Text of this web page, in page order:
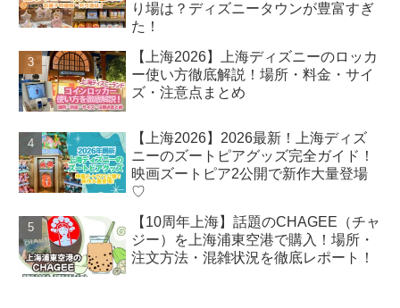
り場は？ディズニータウンが豊富すぎ
た！
【上海2026】上海ディズニーのロッカ
ー使い方徹底解説！場所・料金・サイ
ズ・注意点まとめ
【上海2026】2026最新！上海ディズ
ニーのズートピアグッズ完全ガイド！
映画ズートピア2公開で新作大量登場
♡
【10周年上海】話題のCHAGEE（チャ
ジー）を上海浦東空港で購入！場所・
注文方法・混雑状況を徹底レポート！